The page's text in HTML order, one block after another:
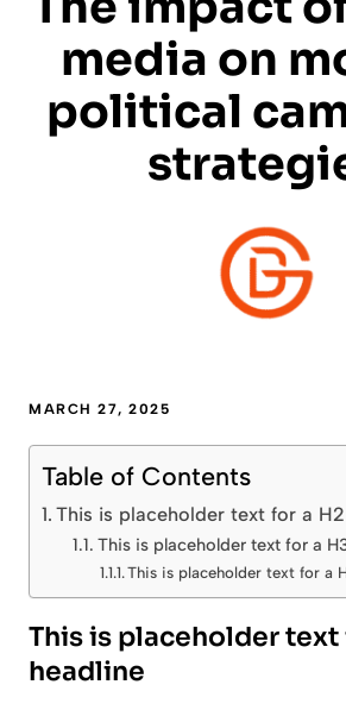
media on
political
MARCH 27, 2025
Table of Contents
This is placeholder text for a
This is placeholder text for a
This is placeholder text for a
This is placeholder text
headline